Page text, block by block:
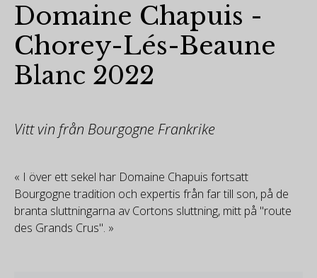
Domaine Chapuis -
Chorey-Lés-Beaune
Blanc 2022
Vitt vin från Bourgogne Frankrike
« I över ett sekel har Domaine Chapuis fortsatt
Bourgogne tradition och expertis från far till son, på de
branta sluttningarna av Cortons sluttning, mitt på "route
des Grands Crus". »